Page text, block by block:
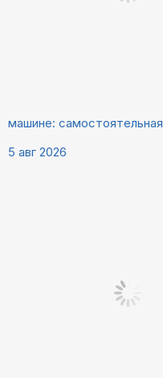
машине:
5 авг 2026